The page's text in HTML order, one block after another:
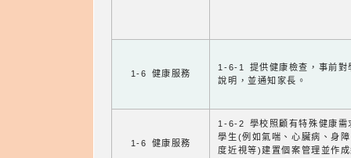
1-6 健康服務
1-6-1 提供健康檢查，事前對
說明，並通知家長。
1-6 健康服務
1-6-2 學校照顧有特殊健康需
學生(例如氣喘、心臟病、身
度近視等)建置個案管理並作